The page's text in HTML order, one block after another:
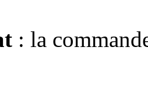
: la